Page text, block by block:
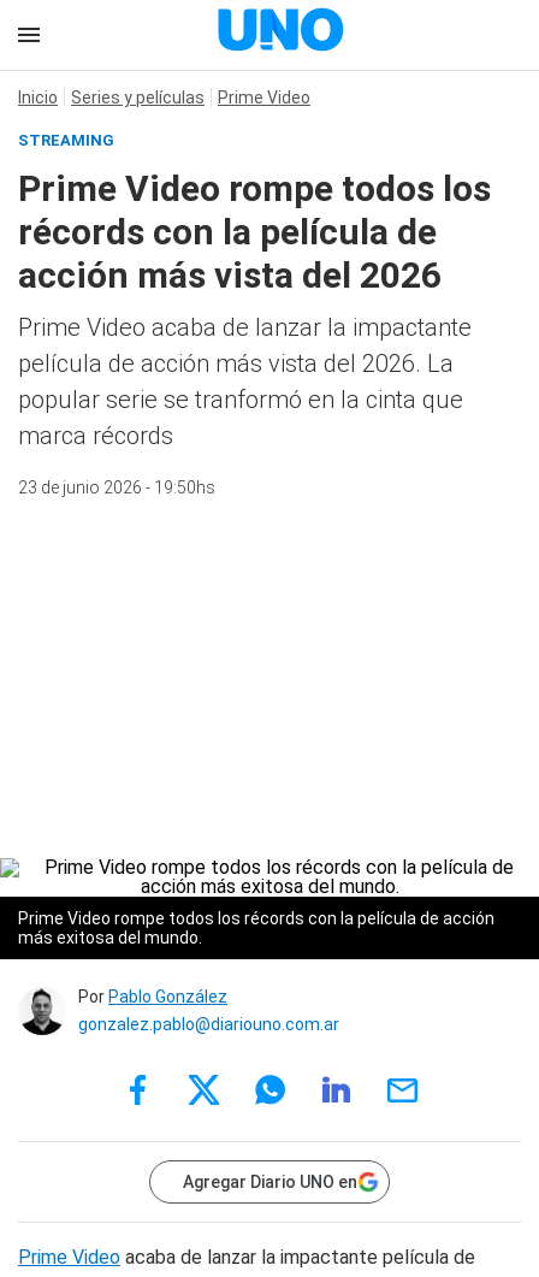
Inicio Series y películas Prime Video
STREAMING
Prime Video rompe todos los
récords con la película de
acción más vista del 2026
Prime Video acaba de lanzar la impactante
película de acción más vista del 2026. La
popular serie se tranformó en la cinta que
marca récords
23 de junio 2026 - 19:50hs
Prime Video rompe todos los récords con la película de acción
más exitosa del mundo.
Por Pablo González
gonzalez.pablo@diariouno.com.ar
Agregar Diario UNO en
Prime Video acaba de lanzar la impactante película de